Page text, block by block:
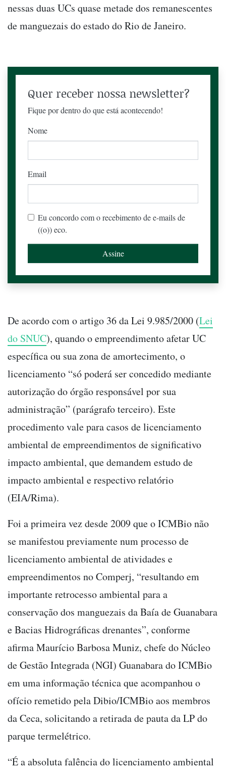
nessas duas UCs quase metade dos remanescentes
de manguezais do estado do Rio de Janeiro.
Quer receber nossa newsletter?
Fique por dentro do que está acontecendo!
Nome
Email
Eu concordo com o recebimento de e-mails de
((o)) eco.
De acordo com o artigo 36 da Lei 9.985/2000 (Lei
do SNUC), quando o empreendimento afetar UC
específica ou sua zona de amortecimento, o
licenciamento “só poderá ser concedido mediante
autorização do órgão responsável por sua
administração” (parágrafo terceiro). Este
procedimento vale para casos de licenciamento
ambiental de empreendimentos de significativo
impacto ambiental, que demandem estudo de
impacto ambiental e respectivo relatório
(EIA/Rima).
Foi a primeira vez desde 2009 que o ICMBio não
se manifestou previamente num processo de
licenciamento ambiental de atividades e
empreendimentos no Comperj, “resultando em
importante retrocesso ambiental para a
conservação dos manguezais da Baía de Guanabara
e Bacias Hidrográficas drenantes”, conforme
afirma Maurício Barbosa Muniz, chefe do Núcleo
de Gestão Integrada (NGI) Guanabara do ICMBio
em uma informação técnica que acompanhou o
ofício remetido pela Dibio/ICMBio aos membros
da Ceca, solicitando a retirada de pauta da LP do
parque termelétrico.
“É a absoluta falência do licenciamento ambiental